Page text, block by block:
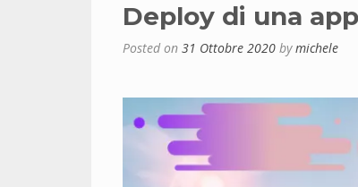
Deploy di una
Posted on 31 Ottobre 2020 bymichele